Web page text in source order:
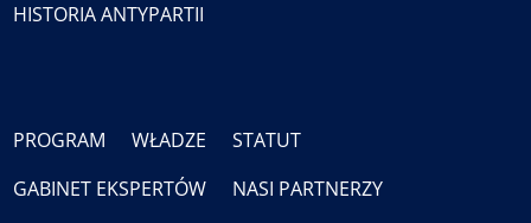
HISTORIA ANTYPARTII
PROGRAM WŁADZE
STATUT
GABINET EKSPERTÓW
NASI PARTNERZY